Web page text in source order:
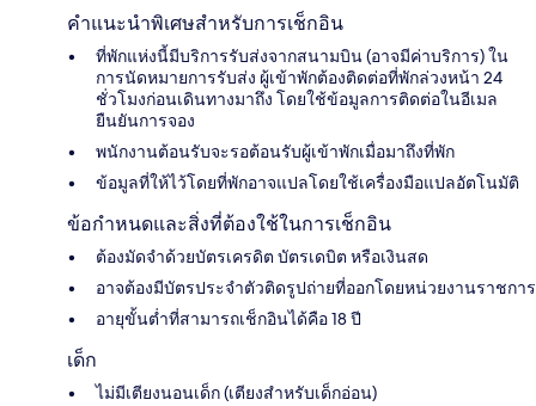
คำแนะนำพิเศษสำหรับการเช็กอิน
ที่พักแห่งนี้มีบริการรับส่งจากสนามบิน (อาจมีค่าบริการ) ใน
การนัดหมายการรับส่ง ผู้เข้าพักต้องติดต่อที่พักล่วงหน้า 24
ชั่วโมงก่อนเดินทางมาถึง โดยใช้ข้อมูลการติดต่อในอีเมล
ยืนยันการจอง
พนักงานต้อนรับจะรอต้อนรับผู้เข้าพักเมื่อมาถึงที่พัก
ข้อมูลที่ให้ไว้โดยที่พักอาจแปลโดยใช้เครื่องมือแปลอัตโนมัติ
ข้อกำหนดและสิ่งที่ต้องใช้ในการเช็กอิน
ต้องมัดจำด้วยบัตรเครดิต บัตรเดบิต หรือเงินสด
อาจต้องมีบัตรประจำตัวติดรูปถ่ายที่ออกโดยหน่วยงานราชการ
อายุขั้นต่ำที่สามารถเช็กอินได้คือ 18 ปี
เด็ก
ไม่มีเตียงนอนเด็ก (เตียงสำหรับเด็กอ่อน)